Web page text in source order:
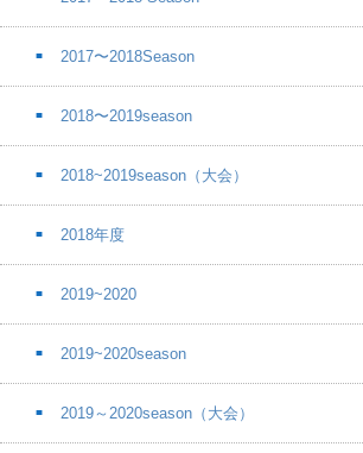
2017〜2018Season
2018〜2019season
2018~2019season（大会）
2018年度
2019~2020
2019~2020season
2019～2020season（大会）